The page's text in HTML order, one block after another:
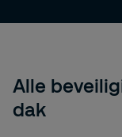
Alle
dak